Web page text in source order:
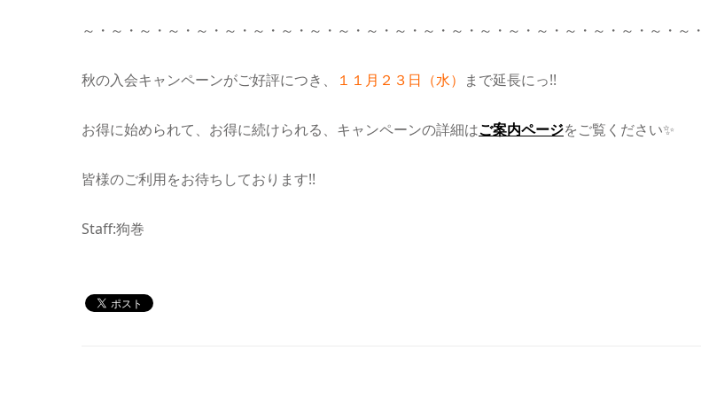
～・～・～・～・～・～・～・～・～・～・～・～・～・～・～・～・～・～・～・～・～・～・
秋の入会キャンペーンがご好評につき、 １１月２３日（水） まで延長にっ!!
お得に始められて、お得に続けられる、キャンペーンの詳細はご案内ページをご覧ください✨
皆様のご利用をお待ちしております!!
Staff:狗巻